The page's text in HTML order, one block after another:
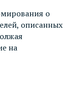
о
описанных
на